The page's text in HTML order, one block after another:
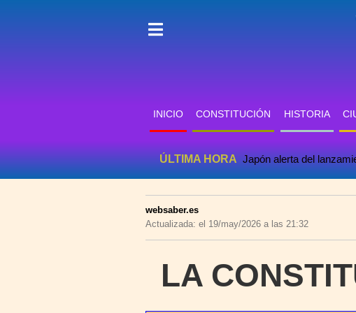
INICIO CONSTITUCIÓN HISTORIA
ÚLTIMA HORA Japón alerta del
websaber.es
Actualizada: el 19/may/2026 a las 21:32
LA